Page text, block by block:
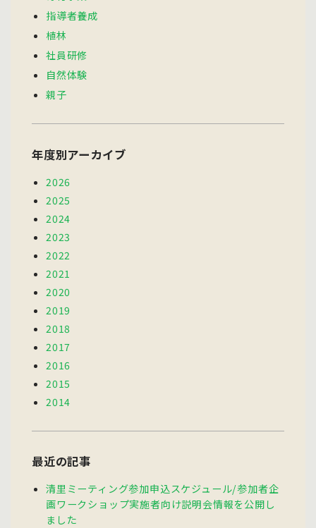
指導者養成
植林
社員研修
自然体験
親子
年度別アーカイブ
2026
2025
2024
2023
2022
2021
2020
2019
2018
2017
2016
2015
2014
最近の記事
清里ミーティング参加申込スケジュール/参加者企
画ワークショップ実施者向け説明会情報を公開し
ました